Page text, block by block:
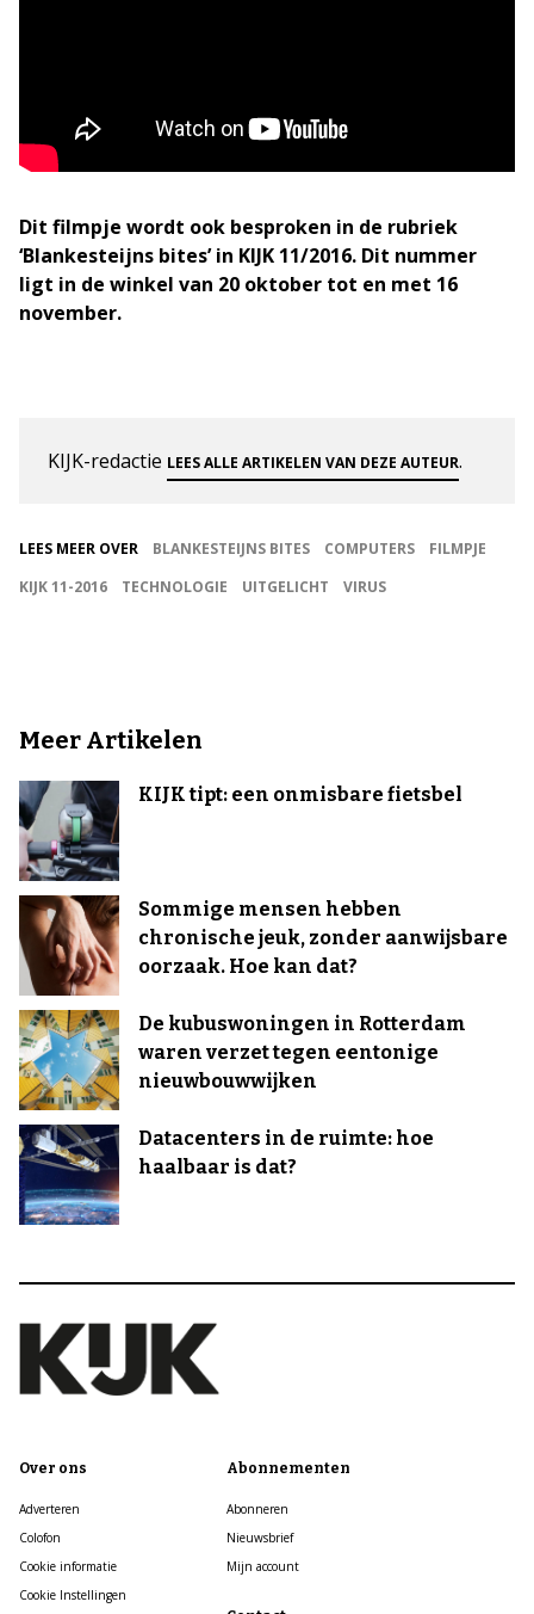
Dit filmpje wordt ook besproken in de rubriek
‘Blankesteijns bites’ in KIJK 11/2016. Dit nummer
ligt in de winkel van 20 oktober tot en met 16
november.
KIJK-redactie LEES ALLE ARTIKELEN VAN DEZE AUTEUR.
LEES MEER OVER BLANKESTEIJNS BITES COMPUTERS
FILMPJE
KIJK 11-2016
TECHNOLOGIE UITGELICHT VIRUS
Meer Artikelen
KIJK tipt: een onmisbare fietsbel
Sommige mensen hebben
chronische jeuk, zonder aanwijsbare
oorzaak. Hoe kan dat?
De kubuswoningen in Rotterdam
waren verzet tegen eentonige
nieuwbouwwijken
Datacenters in de ruimte: hoe
haalbaar is dat?
Over ons
Adverteren
Colofon
Cookie informatie
Cookie Instellingen
Abonnementen
Abonneren
Nieuwsbrief
Mijn account